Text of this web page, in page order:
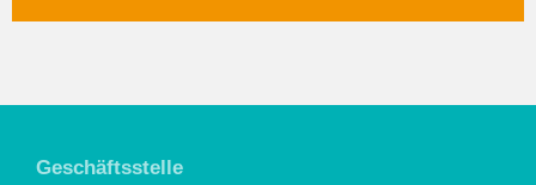
Geschäftsstelle